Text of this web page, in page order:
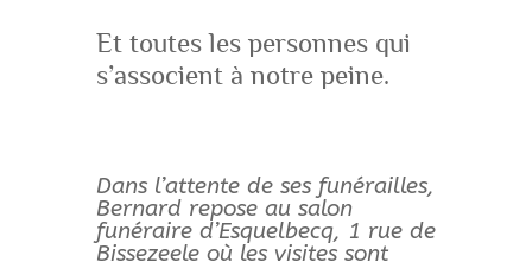
Et toutes les personnes qui
s’associent à notre peine.
Dans l’attente de ses funérailles,
Bernard repose au salon
funéraire d’Esquelbecq, 1 rue de
Bissezeele où les visites sont